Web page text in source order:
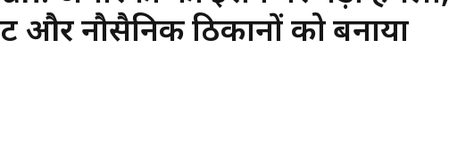
और नौसैनिक ठिकानों को बनाया